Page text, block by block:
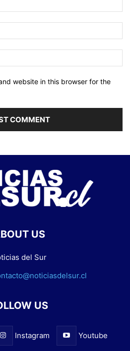
website in this browser for the
US
del Sur
US
Instagram Youtube